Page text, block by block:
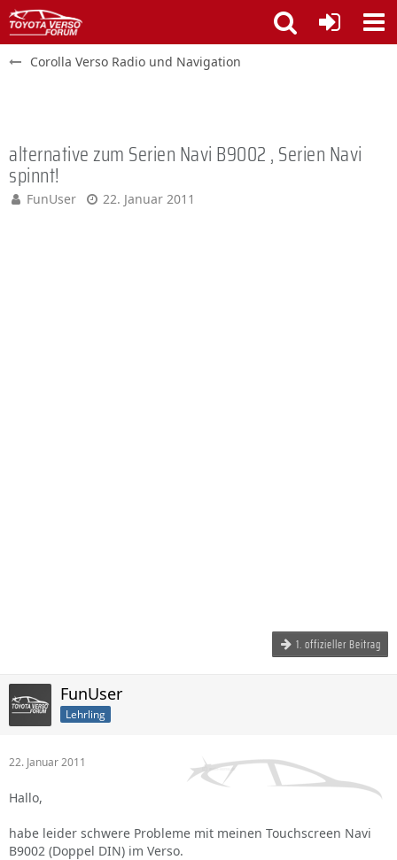
Corolla Verso Radio und Navigation
alternative zum Serien Navi B9002 , Serien Navi
spinnt!
FunUser 22. Januar 2011
1. offizieller Beitrag
FunUser
Lehrling
22. Januar 2011
Hallo,
habe leider schwere Probleme mit meinen Touchscreen Navi
B9002 (Doppel DIN) im Verso.